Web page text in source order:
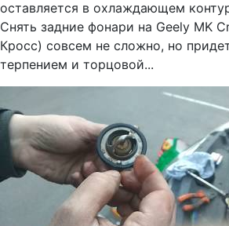
оставляется в охлаждающем
Снять задние фонари на Geely MK
Кросс) совсем не сложно, но
терпением и торцовой...